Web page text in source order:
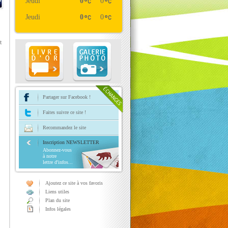
Jeudi 0
0
Partager sur Facebook !
Faites suivre ce site !
Recommandez le site
Inscription NEWSLETTER
Abonnez-vous
à notre
lettre d'infos...
Ajoutez ce site à vos favoris
Liens utiles
Plan du site
Infos légales